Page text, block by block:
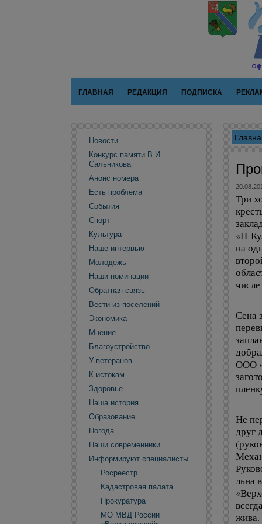
ГЛАВНАЯ РЕДАКЦИЯ ПОДПИСКА
Новости
Конкурс памяти В.И.
Сальникова
Анонс номера
Есть проблема
События
Спорт
Культура
Наше интервью
Молодежь
Наши номинации
Обратная связь
Вести из поселений
Экономика
Мнение
Благоустройство
У ветеранов
К истокам
Здоровье
Наша история
Образование
Погода
Наши современники
Информируют специалисты
Росреестр
Кадастровая палата
Прокуратура
МО МВД России
Три
«Н-
на
Сена
ООО
Не
друг
льна
жива.